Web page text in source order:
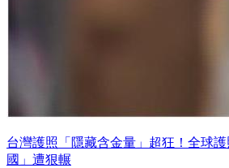
台灣護照「隱藏含金量」超狂！全球
國」遭狠輾